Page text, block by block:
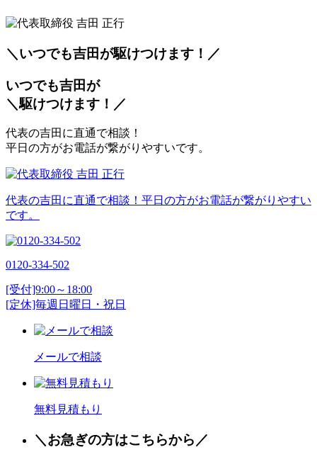
＼いつでも吉田が駆けつけます！／
いつでも吉田が
＼駆けつけます！／
代表の吉田に直通で相談！
平日の方がお電話が繋がりやすいです。
代表の吉田に直通で相談！平日の方がお電話が繋がりやすい
です。
0120-334-502
[受付]9:00～18:00
[定休]毎週日曜日・祝日
メールで相談
無料見積もり
＼お急ぎの方はこちらから／